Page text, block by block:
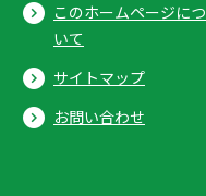
このホームページにつ
いて
サイトマップ
お問い合わせ